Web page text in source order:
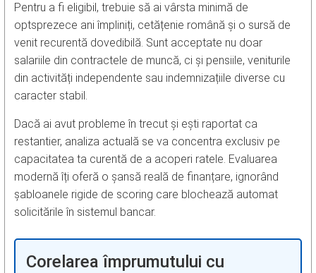
Pentru a fi eligibil, trebuie să ai vârsta minimă de
optsprezece ani împliniți, cetățenie română și o sursă de
venit recurentă dovedibilă. Sunt acceptate nu doar
salariile din contractele de muncă, ci și pensiile, veniturile
din activități independente sau indemnizațiile diverse cu
caracter stabil.
Dacă ai avut probleme în trecut și ești raportat ca
restantier, analiza actuală se va concentra exclusiv pe
capacitatea ta curentă de a acoperi ratele. Evaluarea
modernă îți oferă o șansă reală de finanțare, ignorând
șabloanele rigide de scoring care blochează automat
solicitările în sistemul bancar.
Corelarea împrumutului cu